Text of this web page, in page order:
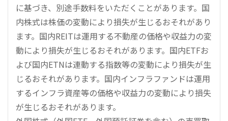
に基づき、別途手数料をいただくことがあります。国
内株式は株価の変動により損失が生じるおそれがあり
ます。国内REITは運用する不動産の価格や収益力の変
動により損失が生じるおそれがあります。国内ETFお
よび国内ETNは連動する指数等の変動により損失が生
じるおそれがあります。国内インフラファンドは運用
するインフラ資産等の価格や収益力の変動により損失
が生じるおそれがあります。